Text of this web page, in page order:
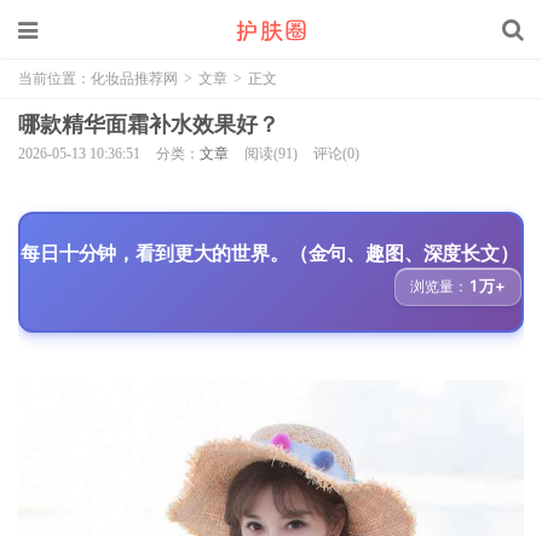
当前位置： 化妆品推荐网 > 文章 > 正文
哪款精华面霜补水效果好？
2026-05-13 10:36:51 分类： 文章 阅读(91) 评论(0)
每日十分钟，看到更大的世界。（金句、趣图、深度长文）
浏览量： 1万+